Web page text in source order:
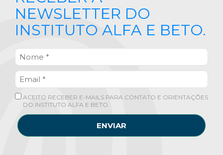
NEWSLETTER DO
INSTITUTO ALFA E BETO.
ACEITO RECEBER E-MAILS PARA CONTATO E ORIENTAÇÕES
DO INSTITUTO ALFA E BETO.
ENVIAR